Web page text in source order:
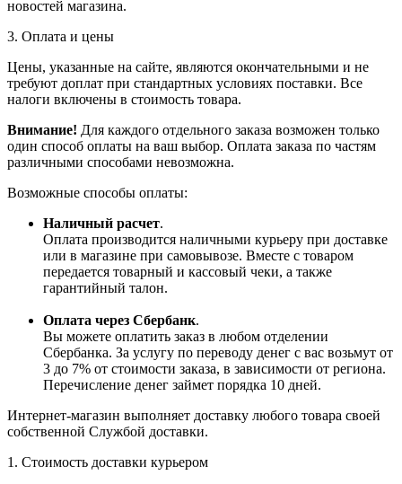
новостей магазина.
3. Оплата и цены
Цены, указанные на сайте, являются окончательными и не
требуют доплат при стандартных условиях поставки. Все
налоги включены в стоимость товара.
Внимание! Для каждого отдельного заказа возможен только
один способ оплаты на ваш выбор. Оплата заказа по частям
различными способами невозможна.
Возможные способы оплаты:
Наличный расчет.
Оплата производится наличными курьеру при доставке
или в магазине при самовывозе. Вместе с товаром
передается товарный и кассовый чеки, а также
гарантийный талон.
Оплата через Сбербанк.
Вы можете оплатить заказ в любом отделении
Сбербанка. За услугу по переводу денег с вас возьмут от
3 до 7% от стоимости заказа, в зависимости от региона.
Перечисление денег займет порядка 10 дней.
Интернет-магазин выполняет доставку любого товара своей
собственной Службой доставки.
1. Стоимость доставки курьером